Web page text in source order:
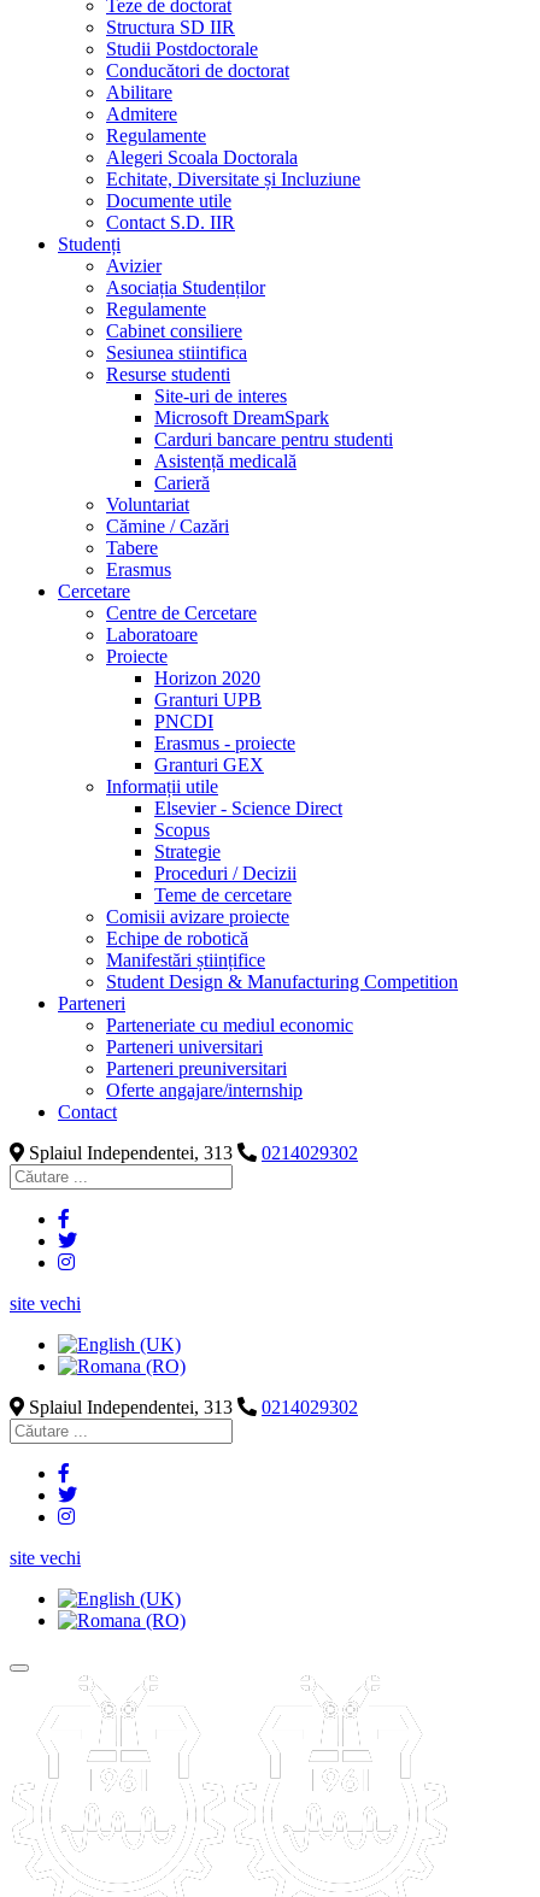
Teze de doctorat
Structura SD IIR
Studii Postdoctorale
Conducători de doctorat
Abilitare
Admitere
Regulamente
Alegeri Scoala Doctorala
Echitate, Diversitate și Incluziune
Documente utile
Contact S.D. IIR
Studenți
Avizier
Asociația Studenților
Regulamente
Cabinet consiliere
Sesiunea stiintifica
Resurse studenti
Site-uri de interes
Microsoft DreamSpark
Carduri bancare pentru studenti
Asistență medicală
Carieră
Voluntariat
Cămine / Cazări
Tabere
Erasmus
Cercetare
Centre de Cercetare
Laboratoare
Proiecte
Horizon 2020
Granturi UPB
PNCDI
Erasmus - proiecte
Granturi GEX
Informații utile
Elsevier - Science Direct
Scopus
Strategie
Proceduri / Decizii
Teme de cercetare
Comisii avizare proiecte
Echipe de robotică
Manifestări științifice
Student Design & Manufacturing Competition
Parteneri
Parteneriate cu mediul economic
Parteneri universitari
Parteneri preuniversitari
Oferte angajare/internship
Contact
Splaiul Independentei, 313
0214029302
site vechi
Splaiul Independentei, 313 0214029302
site vechi